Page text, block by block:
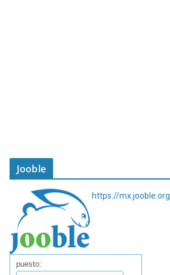
Jooble
https://mx.jooble.org
puesto: